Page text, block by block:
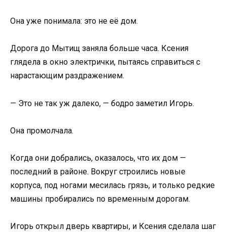
Она уже понимала: это не её дом.
Дорога до Мытищ заняла больше часа. Ксения
глядела в окно электрички, пытаясь справиться с
нарастающим раздражением.
— Это не так уж далеко, — бодро заметил Игорь.
Она промолчала.
Когда они добрались, оказалось, что их дом —
последний в районе. Вокруг строились новые
корпуса, под ногами месилась грязь, и только редкие
машины пробирались по временным дорогам.
Игорь открыл дверь квартиры, и Ксения сделала шаг